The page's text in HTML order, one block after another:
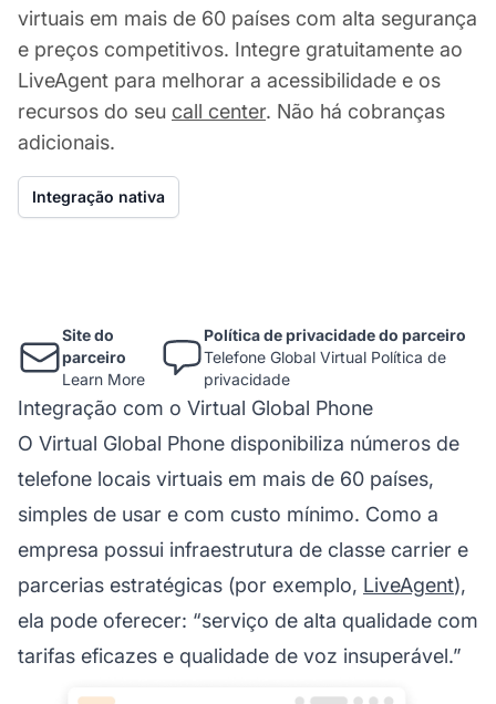
virtuais em mais de 60 países com alta segurança
e preços competitivos. Integre gratuitamente ao
LiveAgent para melhorar a acessibilidade e os
recursos do seu call center. Não há cobranças
adicionais.
Integração nativa
Site do
parceiro
Learn More
Política de privacidade do parceiro
Telefone Global Virtual Política de
privacidade
Integração com o Virtual Global Phone
O Virtual Global Phone disponibiliza números de
telefone locais virtuais em mais de 60 países,
simples de usar e com custo mínimo. Como a
empresa possui infraestrutura de classe carrier e
parcerias estratégicas (por exemplo, LiveAgent),
ela pode oferecer: “serviço de alta qualidade com
tarifas eficazes e qualidade de voz insuperável.”